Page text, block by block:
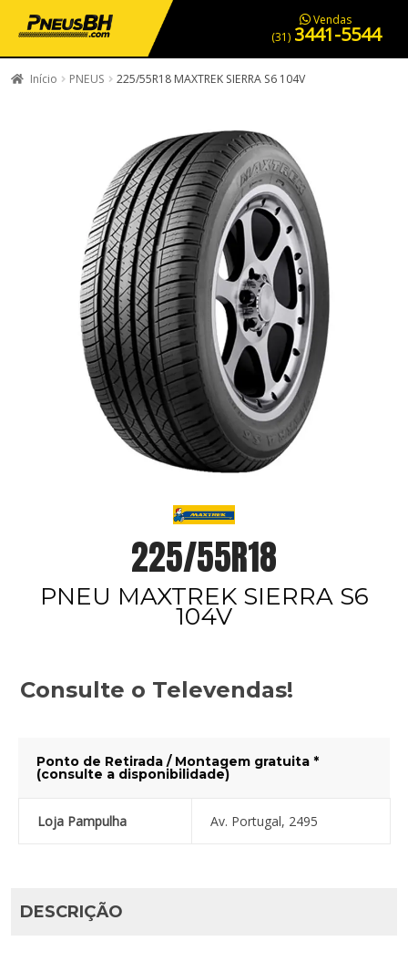
PNEUS EM OFERTA SERVIÇOS AUTOMOTIVOS NOSSA LOJA
Vendas
(31) 3441-5544
Início PNEUS 225/55R18 MAXTREK SIERRA S6 104V
225/55R18
PNEU MAXTREK SIERRA S6
104V
Consulte o Televendas!
Ponto de Retirada / Montagem gratuita *
(consulte a disponibilidade)
Loja Pampulha Av. Portugal, 2495
DESCRIÇÃO